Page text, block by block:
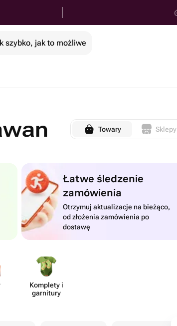
szybko, jak to możliwe
Towary Sklepy
Łatwe śledzenie
zamówienia
Otrzymuj aktualizacje na bieżąco,
od złożenia zamówienia po
dostawę
Komplety i
garnitury